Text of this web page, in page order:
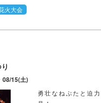
火大会
08/15(土)
勇壮なねぷたと迫